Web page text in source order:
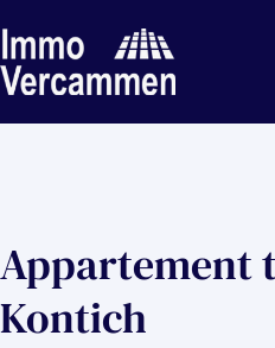
Appartement
Kontich